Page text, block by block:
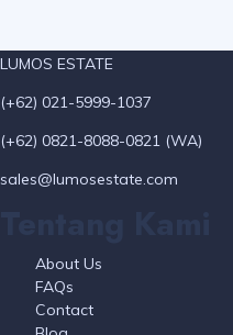
LUMOS ESTATE
(+62) 021-5999-1037
(+62) 0821-8088-0821 (WA)
sales@lumosestate.com
About Us
FAQs
Contact